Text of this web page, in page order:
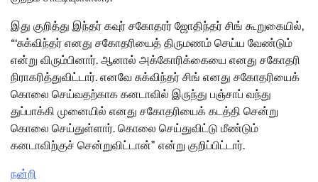
இது குறித்து இந்தர் கவுர் சகோதரர் ஜோதிந்தர் சிங் கூறுகையில்,
“‘சுக்விந்தர் எனது சகோதரியைத் திருமணம் செய்ய வேண்டும்
என்று விரும்பினார். ஆனால் அக்கோரிக்கையை எனது சகோதரி
நிராகரித்துவிட்டார். எனவே சுக்விந்தர் சிங் எனது சகோதரியைக்
கொலை செய்வதற்காக கனடாவில் இருந்து பஞ்சாப் வந்து
துப்பாக்கி முனையில் எனது சகோதரியைக் கடத்தி சென்று
கொலை செய்துள்ளார். கொலை செய்துவிட்டு மீண்டும்
கனடாவிற்குச் சென்றுவிட்டான்” என்று குறிப்பிட்டார்.
நன்றி